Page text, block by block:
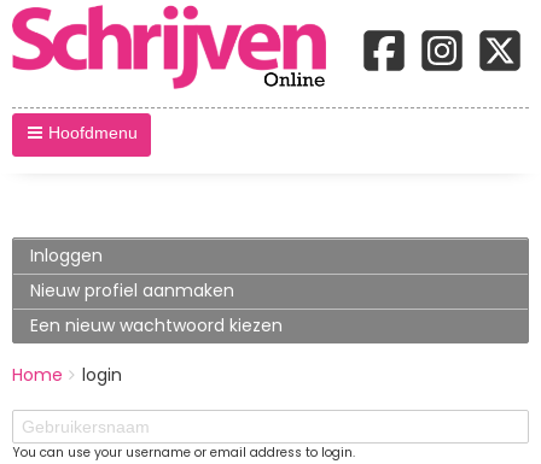
Hoofdmenu
Primary
tabs
Inloggen
tabblad)
Nieuw profiel aanmaken
Een nieuw wachtwoord kiezen
BREADCRUMBS
You
here:
Home
login
Gebruikersnaam
You can use your username or email address to login.